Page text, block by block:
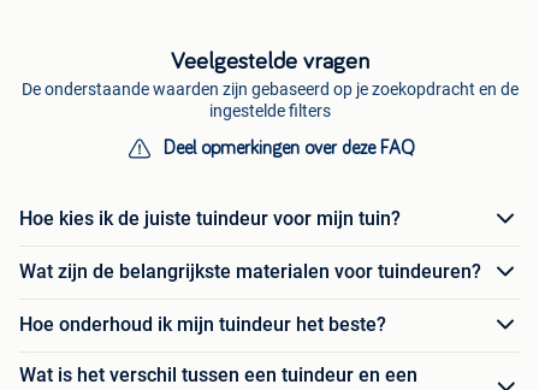
Veelgestelde vragen
De onderstaande waarden zijn gebaseerd op je zoekopdracht en de
ingestelde filters
Deel opmerkingen over deze FAQ
Hoe kies ik de juiste tuindeur voor mijn tuin?
Wat zijn de belangrijkste materialen voor tuindeuren?
Hoe onderhoud ik mijn tuindeur het beste?
Wat is het verschil tussen een tuindeur en een